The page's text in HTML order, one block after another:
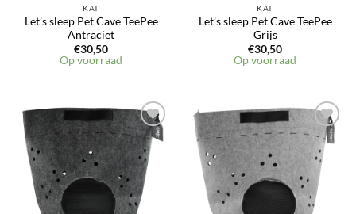
KAT
Let’s sleep Pet Cave TeePee
Antraciet
€30,50
Op voorraad
KAT
Let’s sleep Pet Cave TeePee
Grijs
€30,50
Op voorraad